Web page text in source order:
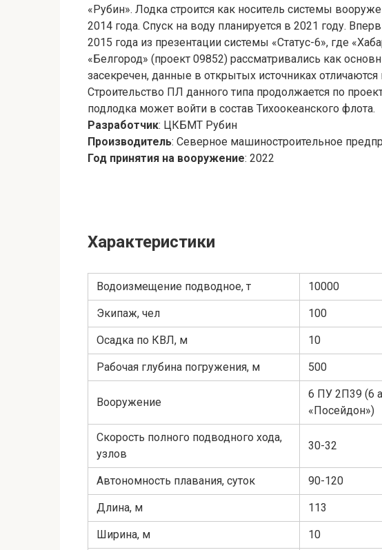
«Рубин». Лодка строится как носитель системы
2014 года. Спуск на воду планируется в 2021 году.
2015 года из презентации системы «Статус-6», где
«Белгород» (проект 09852) рассматривались как
засекречен, данные в открытых источниках отличаются
Строительство ПЛ данного типа продолжается по
подлодка может войти в состав Тихоокеанского флота.
Разработчик: ЦКБМТ Рубин
Производитель: Северное машиностроительное
Год принятия на вооружение: 2022
Характеристики
Водоизмещение подводное, т 10000
Экипаж, чел 100
Осадка по КВЛ, м 10
Рабочая глубина погружения, м 500
Вооружение
6 ПУ 2П39 (6
«Посейдон»)
Скорость полного подводного хода,
узлов
30-32
Автономность плавания, суток 90-120
Длина, м 113
Ширина, м 10